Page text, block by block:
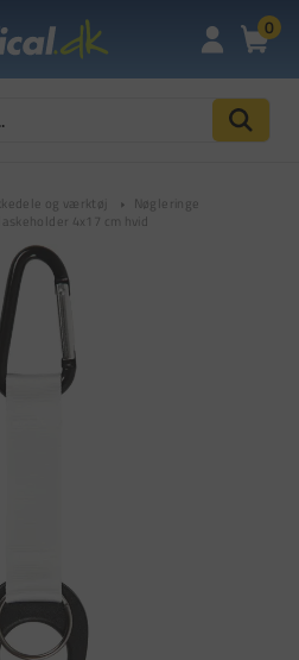
0
og værktøj
Nøgleringe
4x17 cm hvid